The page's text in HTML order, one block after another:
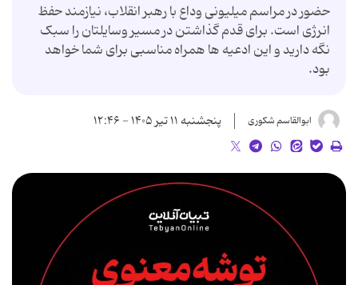
حضور در مراسم میلیونی وداع با رهبر انقلاب، نیازمند حفظ
انرژی است. برای قدم گذاشتن در مسیر وسایلتان را سبک
نگه دارید و این ادعیه ها همراه مناسبی برای شما خواهد
بود.
ابوالقاسم شکوری پنجشنبه ۱۱ تیر ۱۴۰۵ - ۱۲:۴۶